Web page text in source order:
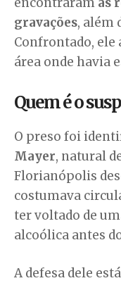
gravações, além
Confrontado, ele
área onde havia
Quem é o
O preso foi
Mayer, natural
Florianópolis
costumava
ter voltado de
alcoólica antes
A defesa dele